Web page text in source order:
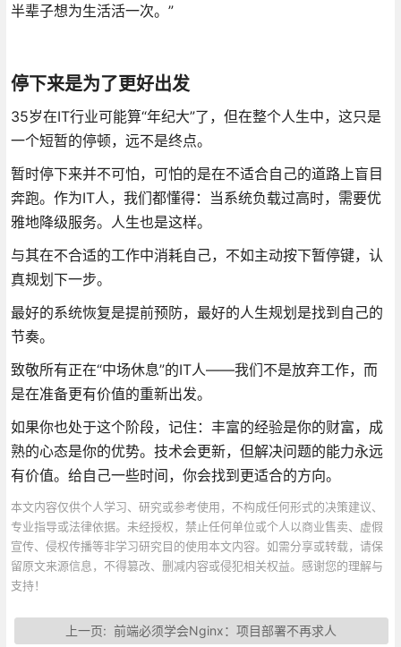
半辈子想为生活活一次。”
停下来是为了更好出发
35岁在IT行业可能算“年纪大”了，但在整个人生中，这只是
一个短暂的停顿，远不是终点。
暂时停下来并不可怕，可怕的是在不适合自己的道路上盲目
奔跑。作为IT人，我们都懂得：当系统负载过高时，需要优
雅地降级服务。人生也是这样。
与其在不合适的工作中消耗自己，不如主动按下暂停键，认
真规划下一步。
最好的系统恢复是提前预防，最好的人生规划是找到自己的
节奏。
致敬所有正在“中场休息”的IT人——我们不是放弃工作，而
是在准备更有价值的重新出发。
如果你也处于这个阶段，记住：丰富的经验是你的财富，成
熟的心态是你的优势。技术会更新，但解决问题的能力永远
有价值。给自己一些时间，你会找到更适合的方向。
本文内容仅供个人学习、研究或参考使用，不构成任何形式的决策建议、
专业指导或法律依据。未经授权，禁止任何单位或个人以商业售卖、虚假
宣传、侵权传播等非学习研究目的使用本文内容。如需分享或转载，请保
留原文来源信息，不得篡改、删减内容或侵犯相关权益。感谢您的理解与
支持！
上一页:前端必须学会Nginx：项目部署不再求人